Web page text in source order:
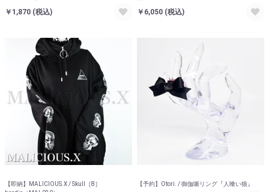
￥1,870 (税込) ￥6,050 (税込)
【即納】MALICIOUS.X / Skull［8］
【予約】Otori. / 御伽噺リング『人喰い狼』